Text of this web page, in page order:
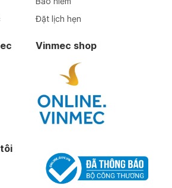
Đặt lịch hẹn
Vinmec shop